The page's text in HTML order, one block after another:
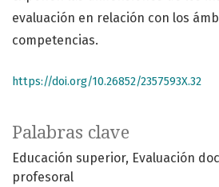
Palabras clave
Educación superior Evaluación
profesoral
evaluación en relación con los
competencias.
https://doi.org/10.26852/2357593X.32